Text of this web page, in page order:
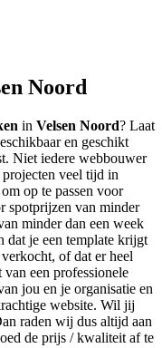
Noord
in Velsen Noord? Laat
en geschikt
Niet iedere webbouwer
veel tijd in
op te passen voor
spotprijzen van minder
minder dan een week
dat je een template krijgt
of dat er heel
een professionele
jou en je organisatie en
website. Wil jij
raden wij dus altijd aan
de prijs / kwaliteit af te